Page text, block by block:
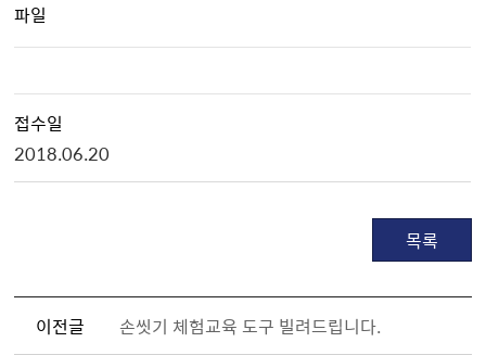
파일
접수일
2018.06.20
목록
이전글 손씻기 체험교육 도구 빌려드립니다.